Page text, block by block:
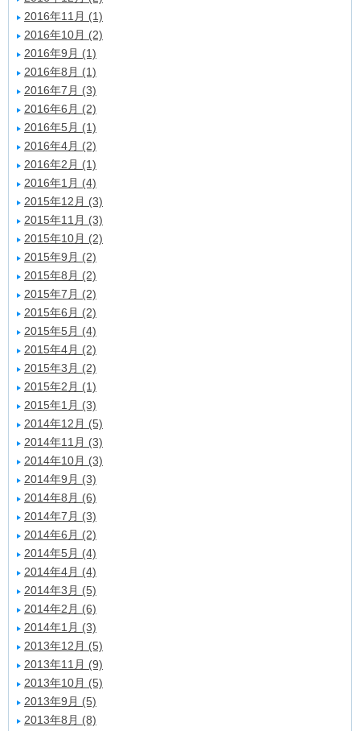
2016年11月 (1)
2016年10月 (2)
2016年9月 (1)
2016年8月 (1)
2016年7月 (3)
2016年6月 (2)
2016年5月 (1)
2016年4月 (2)
2016年2月 (1)
2016年1月 (4)
2015年12月 (3)
2015年11月 (3)
2015年10月 (2)
2015年9月 (2)
2015年8月 (2)
2015年7月 (2)
2015年6月 (2)
2015年5月 (4)
2015年4月 (2)
2015年3月 (2)
2015年2月 (1)
2015年1月 (3)
2014年12月 (5)
2014年11月 (3)
2014年10月 (3)
2014年9月 (3)
2014年8月 (6)
2014年7月 (3)
2014年6月 (2)
2014年5月 (4)
2014年4月 (4)
2014年3月 (5)
2014年2月 (6)
2014年1月 (3)
2013年12月 (5)
2013年11月 (9)
2013年10月 (5)
2013年9月 (5)
2013年8月 (8)